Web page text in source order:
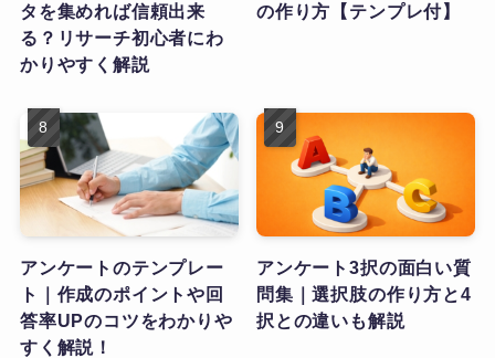
タを集めれば信頼出来
る？リサーチ初心者にわ
かりやすく解説
の作り方【テンプレ付】
アンケートのテンプレー
ト｜作成のポイントや回
答率UPのコツをわかりや
すく解説！
アンケート3択の面白い質
問集｜選択肢の作り方と4
択との違いも解説